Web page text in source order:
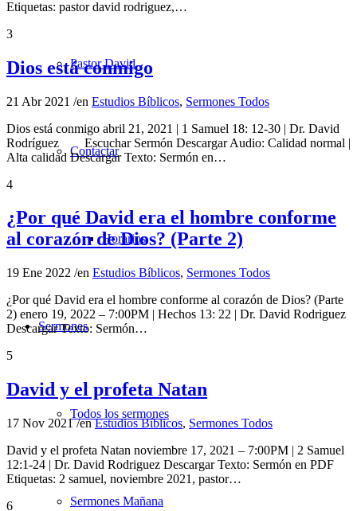
Pastor David
Contactar
Horarios
Sermones
Todos los sermones
Sermones Mañana
Etiquetas: pastor david rodriguez,…
3
Dios está conmigo
21 Abr 2021 /en Estudios Bíblicos, Sermones Todos
Dios está conmigo abril 21, 2021 | 1 Samuel 18: 12-30 | Dr. David
Rodríguez Escuchar Sermón Descargar Audio: Calidad normal |
Alta calidad Descargar Texto: Sermón en…
4
¿Por qué David era el hombre conforme
al corazón de Dios? (Parte 2)
19 Ene 2022 /en Estudios Bíblicos, Sermones Todos
¿Por qué David era el hombre conforme al corazón de Dios? (Parte
2) enero 19, 2022 – 7:00PM | Hechos 13: 22 | Dr. David Rodriguez
Descargar Texto: Sermón…
5
David y el profeta Natan
17 Nov 2021/enEstudios Bíblicos, Sermones Todos
David y el profeta Natan noviembre 17, 2021 – 7:00PM | 2 Samuel
12:1-24 | Dr. David Rodriguez Descargar Texto: Sermón en PDF
Etiquetas: 2 samuel, noviembre 2021, pastor…
6